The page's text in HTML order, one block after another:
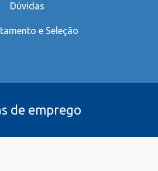
Dúvidas
e Seleção
de emprego